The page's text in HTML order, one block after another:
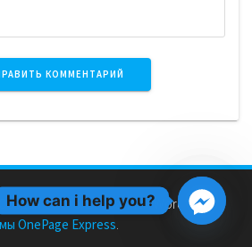
с использованием WordPress и
OnePage Express
How can i help you?